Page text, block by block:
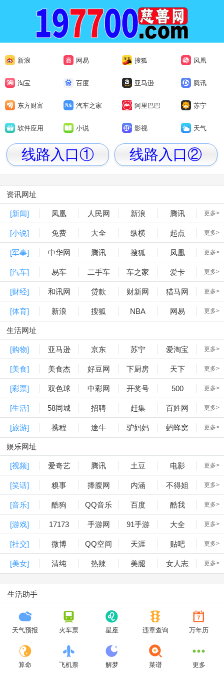
新浪 网易 搜狐 凤凰
淘宝 百度 亚马逊 腾讯
东方财富 汽车之家 阿里巴巴 苏宁
软件应用 小说 影视 天气
线路入口① 线路入口②
资讯网址
[新闻] 凤凰 人民网 新浪 腾讯 更多>
[小说] 免费 大全 纵横 起点 更多>
[军事] 中华网 腾讯 搜狐 凤凰 更多>
[汽车] 易车 二手车 车之家 爱卡 更多>
[财经] 和讯网 贷款 财新网 猎马网 更多>
[体育] 新浪 搜狐 NBA 网易 更多>
生活网址
[购物] 亚马逊 京东 苏宁 爱淘宝 更多>
[美食] 美食杰 好豆网 下厨房 天下 更多>
[彩票] 双色球 中彩网 开奖号 500 更多>
[生活] 58同城 招聘 赶集 百姓网 更多>
[旅游] 携程 途牛 驴妈妈 蚂蜂窝 更多>
娱乐网址
[视频] 爱奇艺 腾讯 土豆 电影 更多>
[笑话] 糗事 捧腹网 内涵 不得姐 更多>
[音乐] 酷狗 QQ音乐 百度 酷我 更多>
[游戏] 17173 手游网 91手游 大全 更多>
[社交] 微博 QQ空间 天涯 贴吧 更多>
[美女] 清纯 热辣 美腿 女人志 更多>
生活助手
天气预报 火车票 星座 违章查询 万年历
算命 飞机票 解梦 菜谱 更多